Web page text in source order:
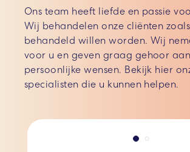
Ons team heeft liefde en passie
Wij behandelen onze cliënten
behandeld willen worden. Wij
voor u en geven graag gehoor
persoonlijke wensen. Bekijk hier
specialisten die u kunnen helpen.